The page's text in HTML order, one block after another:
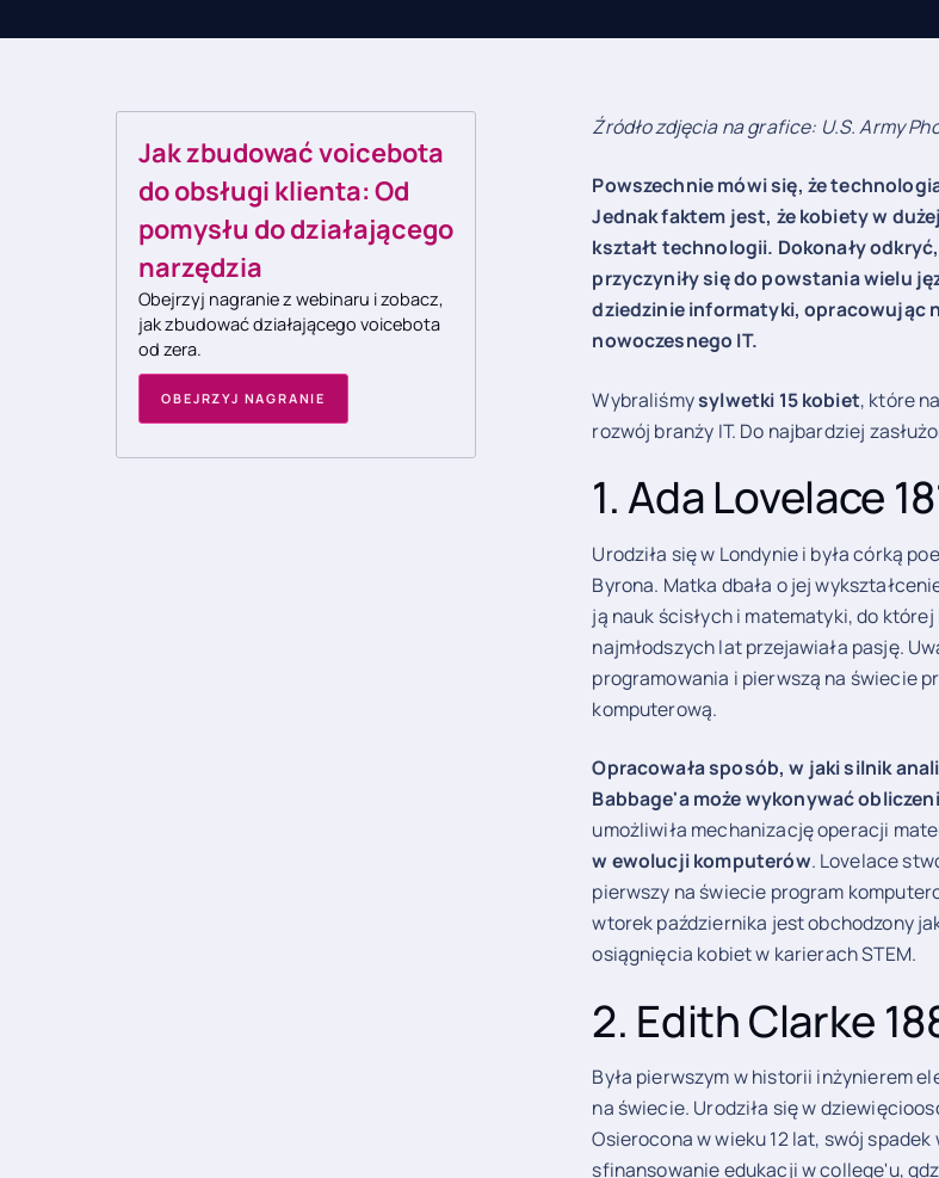
Jak zbudować voicebota
do obsługi klienta: Od
pomysłu do działającego
narzędzia
Obejrzyj nagranie z webinaru i zobacz,
jak zbudować działającego voicebota
od zera.
OBEJRZYJ NAGRANIE
Źródło zdjęcia na grafice: U.S. Army
Powszechnie mówi się, że
Jednak faktem jest, że kobiety w
kształt technologii. Dokonały
przyczyniły się do powstania wielu
dziedzinie informatyki, opracowując
nowoczesnego IT.
Wybraliśmysylwetki 15 kobiet, które
rozwój branży IT. Do najbardziej
1. Ada Lovelace
Urodziła się w Londynie i była córką
Byrona. Matka dbała o jej
ją nauk ścisłych i matematyki, do której
najmłodszych lat przejawiała pasję.
programowania i pierwszą na świecie
komputerową.
Opracowała sposób, w jaki silnik
Babbage'a może wykonywać
umożliwiła mechanizację operacji
w ewolucji komputerów. Lovelace
pierwszy na świecie program
wtorek października jest obchodzony
osiągnięcia kobiet w karierach STEM.
2. Edith Clarke
Była pierwszym w historii inżynierem
na świecie. Urodziła się w
Osierocona w wieku 12 lat, swój spadek
sfinansowanie edukacji w college'u,